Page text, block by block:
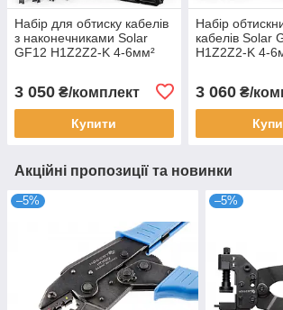
Набір для обтиску кабелів
з наконечниками Solar
GF12 H1Z2Z2-K 4-6мм²
3 050 ₴/комплект
Купити
Набір
кабелів Solar
H1Z2Z2-K 4-
3 060₴/
Акційні пропозиції та новинки
–5% –5%